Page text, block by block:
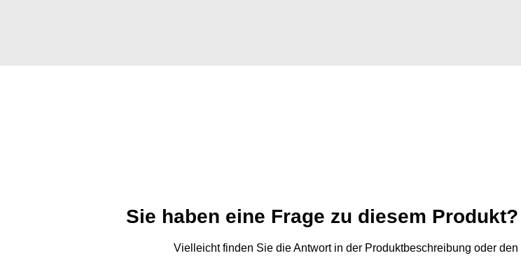
Sie haben eine Frage zu diesem Produkt?
Vielleicht finden Sie die Antwort in der Produktbeschreibung oder den